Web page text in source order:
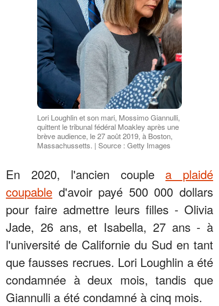
Lori Loughlin et son mari, Mossimo Giannulli,
quittent le tribunal fédéral Moakley après une
brève audience, le 27 août 2019, à Boston,
Massachussetts. | Source : Getty Images
En 2020, l'ancien couple a plaidé
coupable d'avoir payé 500 000 dollars
pour faire admettre leurs filles - Olivia
Jade, 26 ans, et Isabella, 27 ans - à
l'université de Californie du Sud en tant
que fausses recrues. Lori Loughlin a été
condamnée à deux mois, tandis que
Giannulli a été condamné à cinq mois.